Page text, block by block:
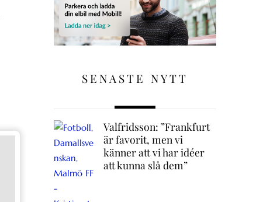
SENASTE NYTT
Valfridsson: ”Frankfurt
är favorit, men vi
känner att vi har idéer
att kunna slå dem”